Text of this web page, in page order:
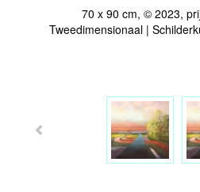
70 x 90 cm, © 2023,
Tweedimensionaal |